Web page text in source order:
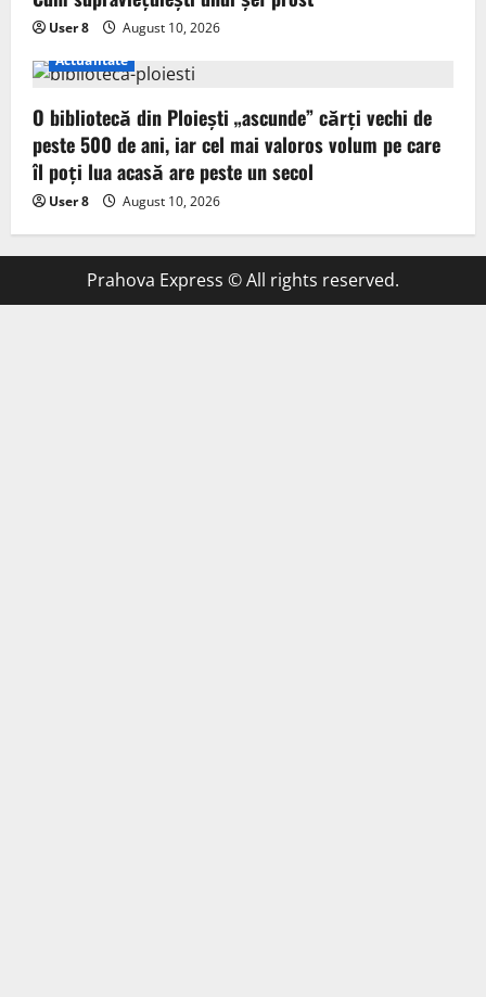
User 8
August 10, 2026
Actualitate
O bibliotecă din Ploiești „ascunde” cărți vechi de
peste 500 de ani, iar cel mai valoros volum pe care
îl poți lua acasă are peste un secol
User 8 August 10, 2026
Prahova Express © All rights reserved.